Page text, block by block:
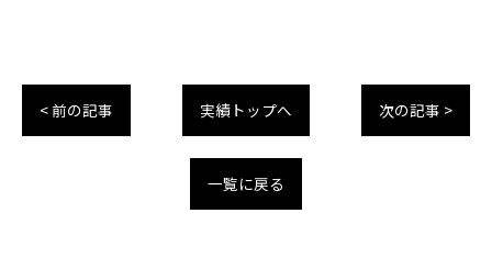
< 前の記事 実績トップへ 次の記事 >
一覧に戻る